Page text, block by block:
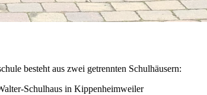
besteht aus zwei getrennten Schulhäusern:
Schulhaus in Kippenheimweiler